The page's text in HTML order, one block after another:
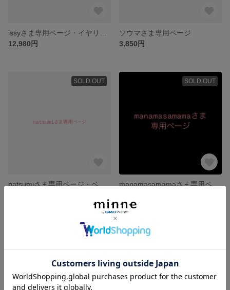
12,980円
ソウマさま専用ページ
3,850円
SOLD OUT
natsumiさま専用ページ・ベビー用ヘアバンド
SOLD OUT
manamasamamaさま専用ページ
SOLD OUT